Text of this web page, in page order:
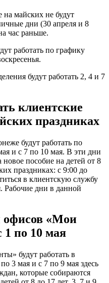
майских не будут
дни (30 апреля и 8
час раньше.
работать по графику
будут работать 2, 4 и 7
клиентские
праздниках
будут работать по
и с 7 по 10 мая. В эти дни
новое пособие на детей от 8
праздниках: с 9:00 до
в клиентскую службу
Рабочие дни в данной
офисов «Мои
1 по 10 мая
будут работать в
3 мая и с 7 по 9 мая здесь
которые собираются